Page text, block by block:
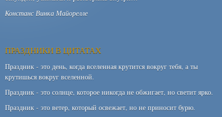
Констанс Винка Майорелле
ПРАЗДНИКИ В ЦИТАТАХ
Праздник - это день, когда вселенная крутится вокруг тебя, а ты
крутишься вокруг вселенной.
Праздник - это солнце, которое никогда не обжигает, но светит ярко.
Праздник - это ветер, который освежает, но не приносит бурю.